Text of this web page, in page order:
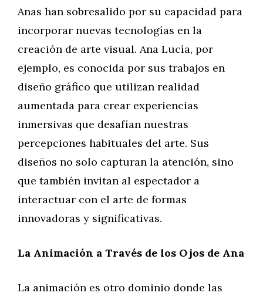
Anas han sobresalido por su capacidad para
incorporar nuevas tecnologías en la
creación de arte visual. Ana Lucía, por
ejemplo, es conocida por sus trabajos en
diseño gráfico que utilizan realidad
aumentada para crear experiencias
inmersivas que desafían nuestras
percepciones habituales del arte. Sus
diseños no solo capturan la atención, sino
que también invitan al espectador a
interactuar con el arte de formas
innovadoras y significativas.
La Animación a Través de los Ojos de Ana
La animación es otro dominio donde las